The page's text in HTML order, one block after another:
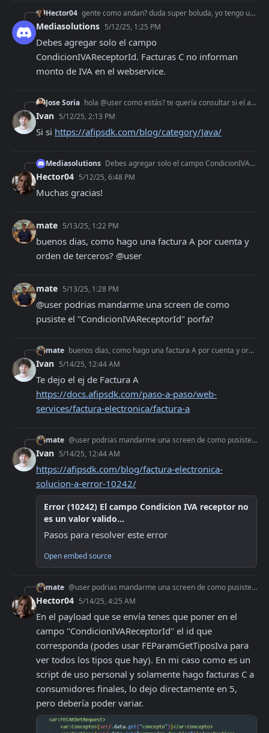
Hector04 gente como andan? duda super boluda, yo tengo un programa bastante basico, ya que es para uso personal, solo hace facturas C a consumidores finales. El tema es
Mediasolutions 5/12/25, 1:25 PM
Debes agregar solo el campo
CondicionIVAReceptorId. Facturas C no informan
monto de IVA en el webservice.
Jose Soria hola @user como estás? te quería consultar si el api tiene la posibilidad de integrar con java spring
Ivan 5/12/25, 2:13 PM
Si si https://afipsdk.com/blog/category/Java/
Mediasolutions Debes agregar solo el campo CondicionIVAReceptorId. Facturas C no informan monto de IVA en el webservice.
Hector04 5/12/25, 6:48 PM
Muchas gracias!
mate 5/13/25, 1:22 PM
buenos dias, como hago una factura A por cuenta y
orden de terceros? @user
mate 5/13/25, 1:28 PM
@user podrias mandarme una screen de como
pusiste el "CondicionIVAReceptorId" porfa?
mate buenos dias, como hago una factura A por cuenta y orden de terceros? @user
Ivan 5/14/25, 12:44 AM
https://docs.afipsdk.com/paso-a-paso/web-
services/factura-electronica/factura-a
mate @user podrias mandarme una screen de como pusiste el "CondicionIVAReceptorId" porfa?
Ivan 5/14/25, 12:44 AM
https://afipsdk.com/blog/factura-electronica-
solucion-a-error-10242/
Error (10242) El campo Condicion IVA receptor no
es un valor valido...
Pasos para resolver este error
Open embed source
mate @user podrias mandarme una screen de como pusiste el "CondicionIVAReceptorId" porfa?
Hector04 5/14/25, 4:25 AM
En el payload que se envía tenes que poner en el
campo "CondicionIVAReceptorId" el id que
corresponda (podes usar FEParamGetTiposIva para
ver todos los tipos que hay). En mi caso como es un
script de uso personal y solamente hago facturas C a
consumidores finales, lo dejo directamente en 5,
pero debería poder variar.